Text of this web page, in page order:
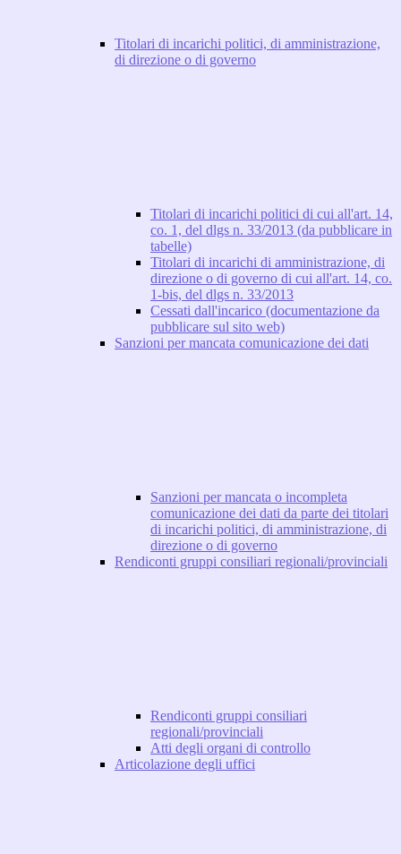
Titolari di incarichi politici, di amministrazione,
di direzione o di governo
Titolari di incarichi politici di cui all'art. 14,
co. 1, del dlgs n. 33/2013 (da pubblicare in
tabelle)
Titolari di incarichi di amministrazione, di
direzione o di governo di cui all'art. 14, co.
1-bis, del dlgs n. 33/2013
Cessati dall'incarico (documentazione da
pubblicare sul sito web)
Sanzioni per mancata comunicazione dei dati
Sanzioni per mancata o incompleta
comunicazione dei dati da parte dei titolari
di incarichi politici, di amministrazione, di
direzione o di governo
Rendiconti gruppi consiliari regionali/provinciali
Rendiconti gruppi consiliari
regionali/provinciali
Atti degli organi di controllo
Articolazione degli uffici